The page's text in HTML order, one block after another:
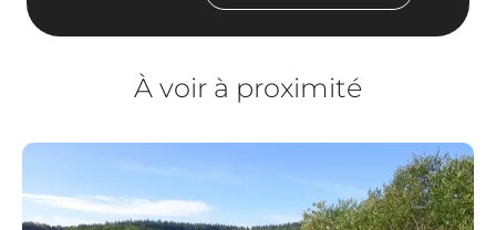
À voir à proximité